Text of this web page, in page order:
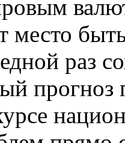
место
раз